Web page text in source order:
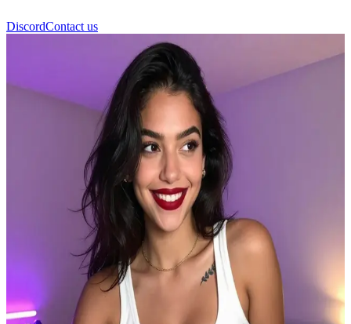
DiscordContact us